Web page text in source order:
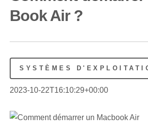
Book Air ?
SYSTÈMES
2023-10-22T16:10:29+00:00